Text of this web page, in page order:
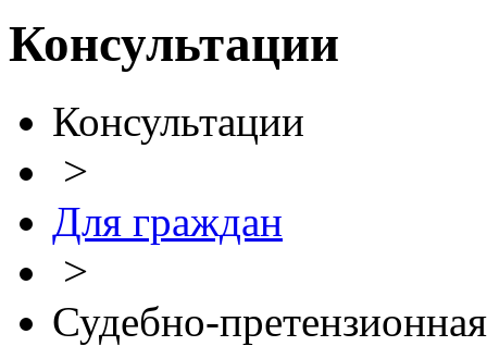
Консультации
Консультации
>
Для граждан
>
Судебно-